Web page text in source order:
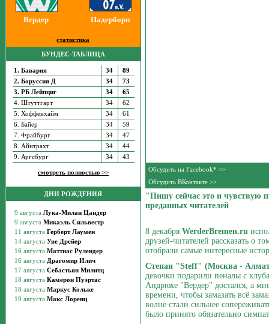
Вердер Падерборн
статистика
БУНДЕС-ТАБЛИЦА
1. Бавария 34
89
2. Боруссия Д
34
73
3. РБ Лейпциг
34
65
4. Штуттгарт
34
62
5. Хоффенхайм
34
61
6. Байер
34
59
7. Фрайбург
34
47
8. Айнтрахт
34
44
9. Аугсбург
34 43
смотреть полностью >>
ДНИ РОЖДЕНИЯ
Обсудить на Facebook* >>
Обсудить ВКонтакте >>
"Пишу сейчас это и чувствую
преданных читателей
8 декабря WerderBremen.ru
друзей-читателей рассказать о
отобрали самые интересные
Степан "Steff" (Москва -
девочки подарили пеналы с
Андрюхе "Вердер" достался, а
времени, чтобы замазать всё
волне стали сильнее
было принято обязательно